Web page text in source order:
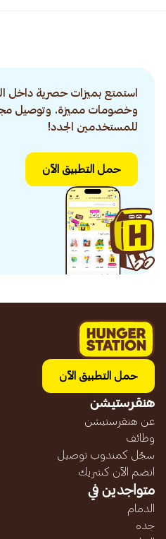
استمتع بميزات حصرية داخل
وخصومات مميزة. وتوصيل
للمستخدمين الجدد!
حمل التطبيق الآن
حمل التطبيق الآن
هنقرستيشن
عن هنقرستيشن
وظائف
سجّل كمندوب توصيل
انضم الآن كشريك
متواجدين في
الدمام
جده